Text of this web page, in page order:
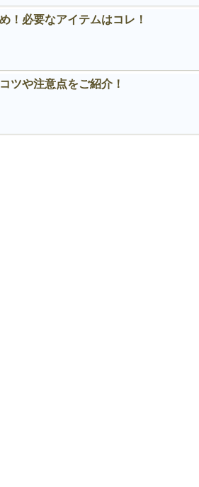
！必要なアイテムはコレ！
ツや注意点をご紹介！